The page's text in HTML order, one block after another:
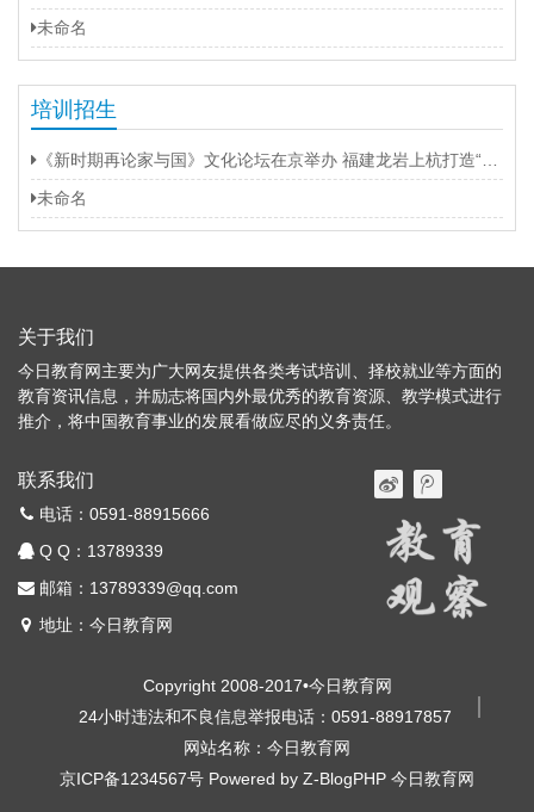
未命名
培训招生
《新时期再论家与国》文化论坛在京举办 福建龙岩上杭打造“第二名片”
未命名
关于我们
今日教育网主要为广大网友提供各类考试培训、择校就业等方面的
教育资讯信息，并励志将国内外最优秀的教育资源、教学模式进行
推介，将中国教育事业的发展看做应尽的义务责任。
联系我们
电话：0591-88915666
Q Q： 13789339
邮箱：13789339@qq.com
地址：今日教育网
Copyright 2008-2017•今日教育网
24小时违法和不良信息举报电话：0591-88917857
网站名称：今日教育网
京ICP备1234567号 Powered by Z-BlogPHP 今日教育网